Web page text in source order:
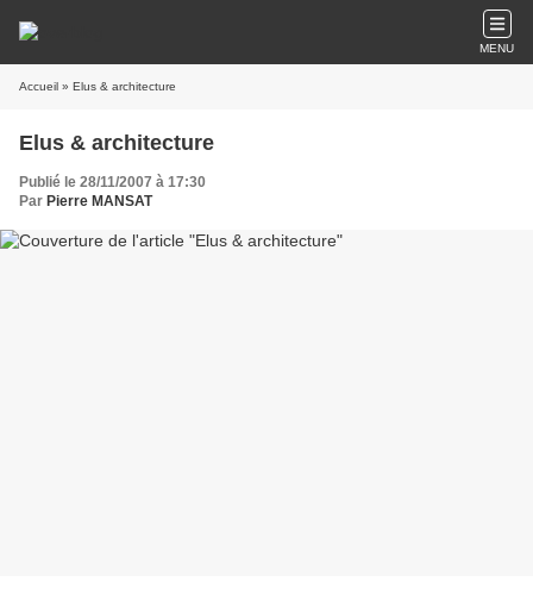
MENU
Accueil » Elus & architecture
Elus & architecture
Publié le 28/11/2007 à 17:30
Par Pierre MANSAT